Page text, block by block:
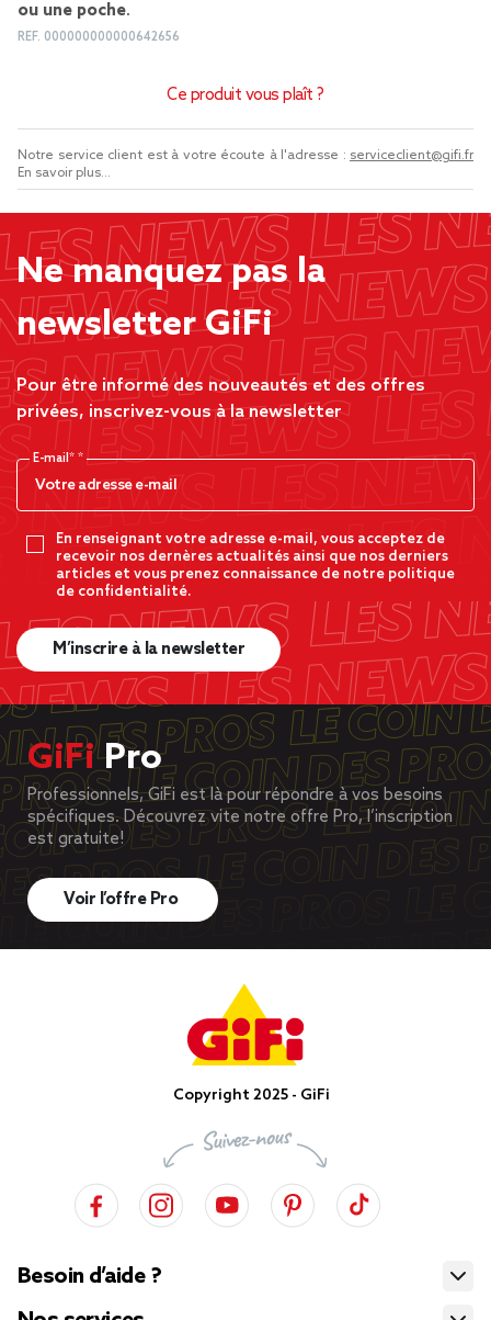
ou une poche.
REF. 000000000000642656
Ce produit vous plaît ?
Notre service client est à votre écoute à l'adresse : serviceclient@gifi.fr
En savoir plus...
Ne manquez pas la
newsletter GiFi
Pour être informé des nouveautés et des offres
privées, inscrivez-vous à la newsletter
E-mail*
En renseignant votre adresse e-mail, vous acceptez de
recevoir nos dernères actualités ainsi que nos derniers
articles et vous prenez connaissance de notre politique
de confidentialité.
M’inscrire à la newsletter
GiFiPro
Professionnels, GiFi est là pour répondre à vos besoins
spécifiques. Découvrez vite notre offre Pro, l’inscription
est gratuite!
Voir l’offre Pro
Copyright 2025 - GiFi
Besoin d’aide ?